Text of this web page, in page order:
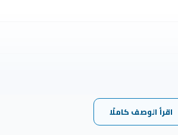
فيلاته معالم بارزة للغاية مثل الجامعة
لها بفضل موقعه المتميز الذي سهل الوصول
اقرأ الوصف كاملًا